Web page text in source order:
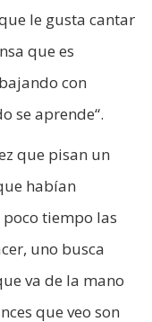
le gusta cantar
que es
con
se aprende“.
que pisan un
habían
tiempo las
uno busca
va de la mano
que veo son